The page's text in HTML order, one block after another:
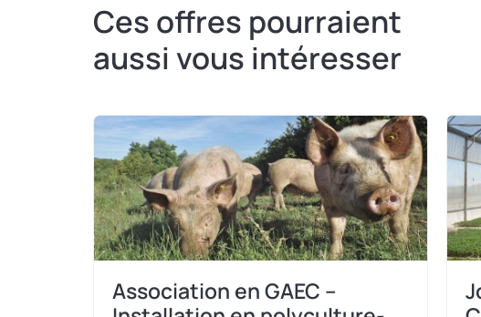
Ces offres pourraient
aussi vous intéresser
Association en GAEC –